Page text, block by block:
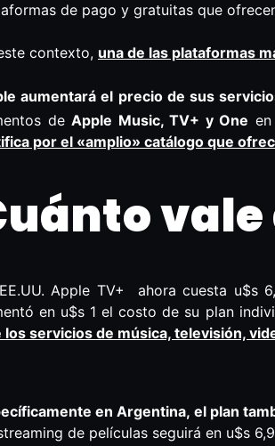
de pago y gratuitas que
contexto, una de las plataformas
aumentará el precio de sus
de Apple Music, TV+ y One
por el «amplio» catálogo que
Apple TV+ ahora cuesta u$s
en u$s 1 el costo de su plan
los servicios de música, televisión,
en Argentina, el plan
de películas seguirá en u$s